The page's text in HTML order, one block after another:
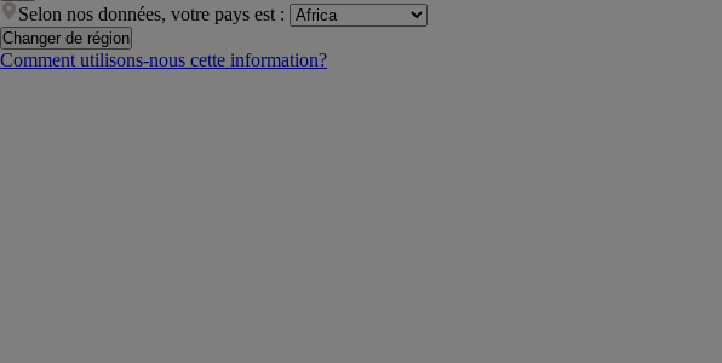
Selon nos données, votre pays est :
Changer de région
Comment utilisons-nous cette information?